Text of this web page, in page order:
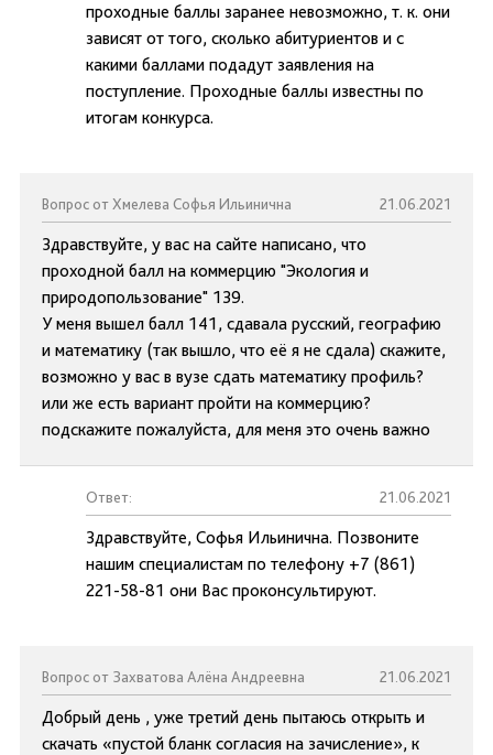
проходные баллы заранее невозможно, т. к. они
зависят от того, сколько абитуриентов и с
какими баллами подадут заявления на
поступление. Проходные баллы известны по
итогам конкурса.
Вопрос от Хмелева Софья Ильинична 21.06.2021
Здравствуйте, у вас на сайте написано, что
проходной балл на коммерцию "Экология и
природопользование" 139.
У меня вышел балл 141, сдавала русский, географию
и математику (так вышло, что её я не сдала) скажите,
возможно у вас в вузе сдать математику профиль?
или же есть вариант пройти на коммерцию?
подскажите пожалуйста, для меня это очень важно
Ответ: 21.06.2021
Здравствуйте, Софья Ильинична. Позвоните
нашим специалистам по телефону +7 (861)
221-58-81 они Вас проконсультируют.
Вопрос от Захватова Алёна Андреевна 21.06.2021
Добрый день , уже третий день пытаюсь открыть и
скачать «пустой бланк согласия на зачисление», к